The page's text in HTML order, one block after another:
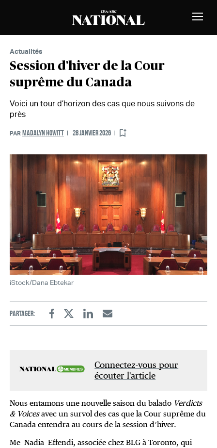
Actualités
Session d’hiver de la Cour
suprême du Canada
Voici un tour d’horizon des cas que nous suivons de
près
PAR MADALYN HOWITT 28 JANVIER 2026
iStock/Dana Ebtekar
Partager:
FacebookTwitterLinkedinEmail
Connectez-vous pour
écouter l'article
Nous entamons une nouvelle saison du balado Verdicts
& Voicesavec un survol des cas que la Cour suprême du
Canada entendra au cours de la session d’hiver.
Me Nadia Effendi, associée chez BLG à Toronto, qui